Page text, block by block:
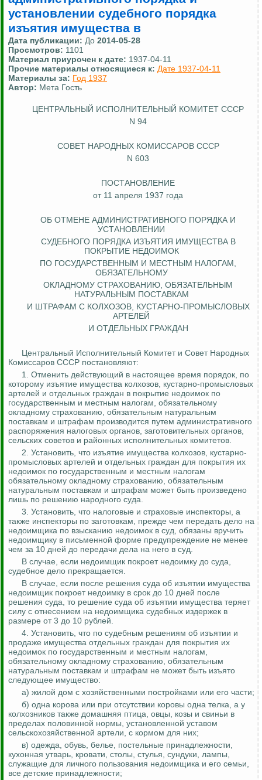
установлении судебного порядка
изъятия имущества в
Дата публикации: До 2014-05-28
Просмотров: 1101
Материал приурочен к дате: 1937-04-11
Прочие материалы относящиеся к: Дате 1937-04-11
Материалы за: Год 1937
Автор: Мета Гость
ЦЕНТРАЛЬНЫЙ ИСПОЛНИТЕЛЬНЫЙ КОМИТЕТ СССР
N 94
СОВЕТ НАРОДНЫХ КОМИССАРОВ СССР
N 603
ПОСТАНОВЛЕНИЕ
от 11 апреля 1937 года
ОБ ОТМЕНЕ АДМИНИСТРАТИВНОГО ПОРЯДКА И
УСТАНОВЛЕНИИ
СУДЕБНОГО ПОРЯДКА ИЗЪЯТИЯ ИМУЩЕСТВА В
ПОКРЫТИЕ НЕДОИМОК
ПО ГОСУДАРСТВЕННЫМ И МЕСТНЫМ НАЛОГАМ,
ОБЯЗАТЕЛЬНОМУ
ОКЛАДНОМУ СТРАХОВАНИЮ, ОБЯЗАТЕЛЬНЫМ
НАТУРАЛЬНЫМ ПОСТАВКАМ
И ШТРАФАМ С КОЛХОЗОВ, КУСТАРНО-ПРОМЫСЛОВЫХ
АРТЕЛЕЙ
И ОТДЕЛЬНЫХ ГРАЖДАН
Центральный Исполнительный Комитет и Совет Народных
Комиссаров СССР постановляют:
1. Отменить действующий в настоящее время порядок, по
которому изъятие имущества колхозов, кустарно-промысловых
артелей и отдельных граждан в покрытие недоимок по
государственным и местным налогам, обязательному
окладному страхованию, обязательным натуральным
поставкам и штрафам производится путем административного
распоряжения налоговых органов, заготовительных органов,
сельских советов и районных исполнительных комитетов.
2. Установить, что изъятие имущества колхозов, кустарно-
промысловых артелей и отдельных граждан для покрытия их
недоимок по государственным и местным налогам
обязательному окладному страхованию, обязательным
натуральным поставкам и штрафам может быть произведено
лишь по решению народного суда.
3. Установить, что налоговые и страховые инспекторы, а
также инспекторы по заготовкам, прежде чем передать дело на
недоимщика по взысканию недоимок в суд, обязаны вручить
недоимщику в письменной форме предупреждение не менее
чем за 10 дней до передачи дела на него в суд.
В случае, если недоимщик покроет недоимку до суда,
судебное дело прекращается.
В случае, если после решения суда об изъятии имущества
недоимщик покроет недоимку в срок до 10 дней после
решения суда, то решение суда об изъятии имущества теряет
силу с отнесением на недоимщика судебных издержек в
размере от 3 до 10 рублей.
4. Установить, что по судебным решениям об изъятии и
продаже имущества отдельных граждан для покрытия их
недоимок по государственным и местным налогам,
обязательному окладному страхованию, обязательным
натуральным поставкам и штрафам не может быть изъято
следующее имущество:
а) жилой дом с хозяйственными постройками или его части;
б) одна корова или при отсутствии коровы одна телка, а у
колхозников также домашняя птица, овцы, козы и свиньи в
пределах половинной нормы, установленной уставом
сельскохозяйственной артели, с кормом для них;
в) одежда, обувь, белье, постельные принадлежности,
кухонная утварь, кровати, столы, стулья, сундуки, лампы,
служащие для личного пользования недоимщика и его семьи,
все детские принадлежности;